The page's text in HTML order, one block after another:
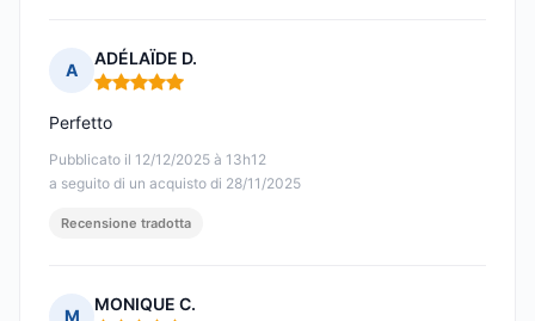
A
ADÉLAÏDE D.
Nota: 5 su 5
Pubblicato il 12/12/2025 à 13h12
a seguito di un acquisto di 28/11/2025
Perfetto
Recensione tradotta
M
MONIQUE C.